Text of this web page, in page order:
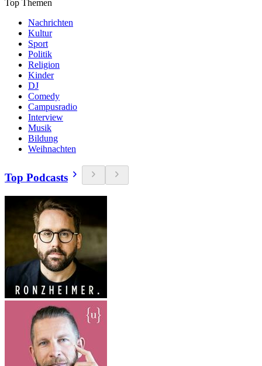
Top Themen
Nachrichten
Kultur
Sport
Politik
Religion
Kinder
DJ
Comedy
Campusradio
Interview
Musik
Bildung
Weihnachten
Top Podcasts